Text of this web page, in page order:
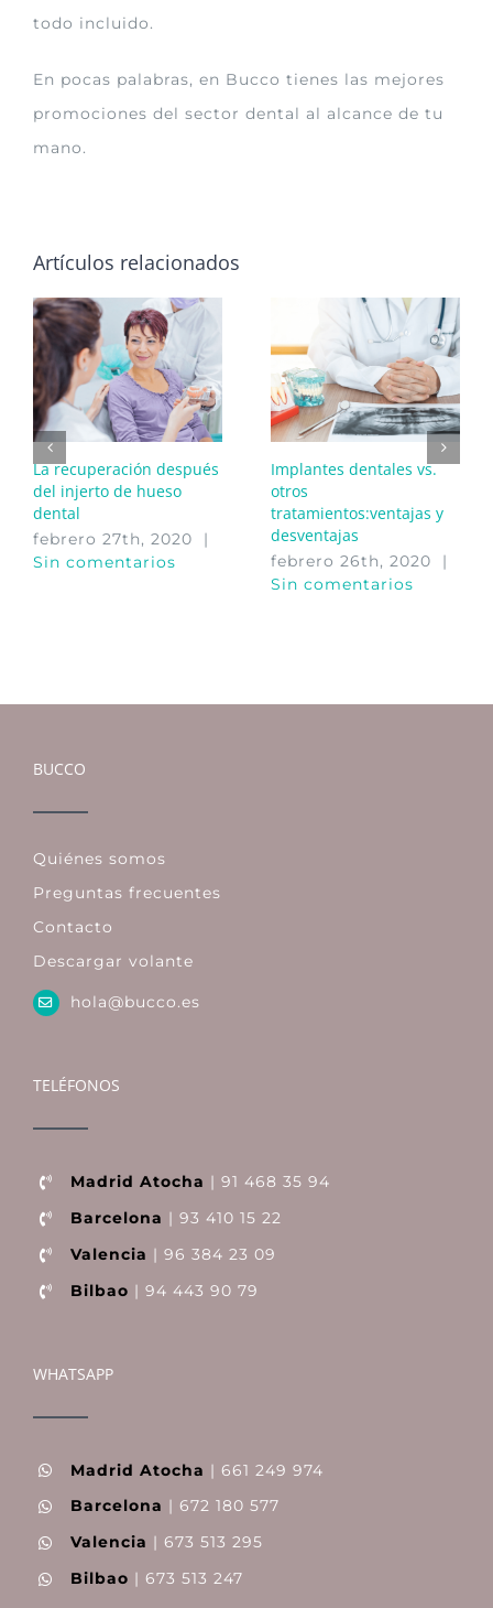
todo incluido.
En pocas palabras, en Bucco tienes las mejores
promociones del sector dental al alcance de tu
mano.
Artículos relacionados
La recuperación después
del injerto de hueso
dental
febrero 27th, 2020
|
Sin comentarios
Implantes dentales vs.
otros
tratamientos:ventajas y
desventajas
febrero 26th, 2020
|
Sin comentarios
BUCCO
Quiénes somos
Preguntas frecuentes
Contacto
Descargar volante
hola@bucco.es
TELÉFONOS
Madrid Atocha | 91 468 35 94
Barcelona | 93 410 15 22
Valencia | 96 384 23 09
Bilbao | 94 443 90 79
WHATSAPP
Madrid Atocha | 661 249 974
Barcelona | 672 180 577
Valencia | 673 513 295
Bilbao | 673 513 247